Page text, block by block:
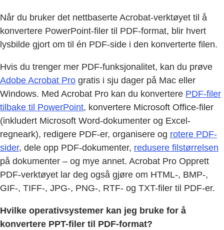
Når du bruker det nettbaserte Acrobat-verktøyet til å
konvertere PowerPoint-filer til PDF-format, blir hvert
lysbilde gjort om til én PDF-side i den konverterte filen.
Hvis du trenger mer PDF-funksjonalitet, kan du prøve
Adobe Acrobat Pro gratis i sju dager på Mac eller
Windows. Med Acrobat Pro kan du konvertere PDF-filer
tilbake til PowerPoint, konvertere Microsoft Office-filer
(inkludert Microsoft Word-dokumenter og Excel-
regneark), redigere PDF-er, organisere og rotere PDF-
sider, dele opp PDF-dokumenter, redusere filstørrelsen
på dokumenter – og mye annet. Acrobat Pro Opprett
PDF-verktøyet lar deg også gjøre om HTML-, BMP-,
GIF-, TIFF-, JPG-, PNG-, RTF- og TXT-filer til PDF-er.
Hvilke operativsystemer kan jeg bruke for å
konvertere PPT-filer til PDF-format?